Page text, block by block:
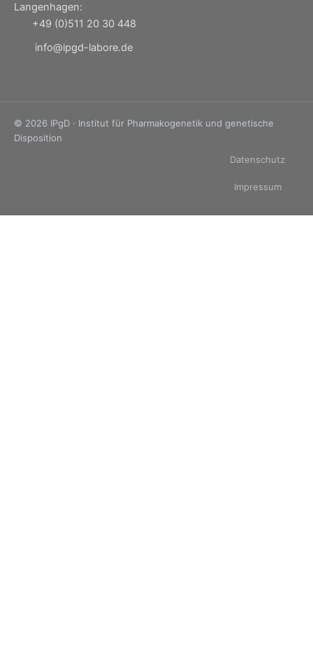
Langenhagen:
+49 (0)511 20 30 448
info@ipgd-labore.de
© 2026 IPgD · Institut für Pharmakogenetik und genetische
Disposition
Datenschutz
Impressum